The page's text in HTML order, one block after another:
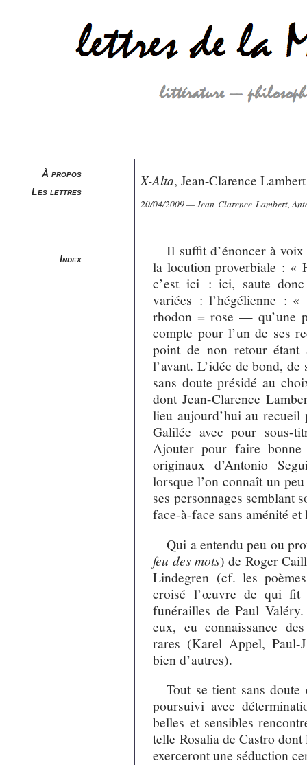
À propos
Les lettres
Index
X-Alta, Jean-Clarence Lambert
20/04/2009 — Jean-Clarence-Lambert,
Il suffit d’énoncer à
la locution proverbiale : «
c’est ici : ici, saute
variées : l’hégélienne :
rhodon = rose — qu’une
compte pour l’un de ses
point de non retour étant
l’avant. L’idée de bond,
sans doute présidé au
dont Jean-Clarence
lieu aujourd’hui au recueil
Galilée avec pour sous-
Ajouter pour faire bonne
originaux d’Antonio
lorsque l’on connaît un
ses personnages semblant
face-à-face sans aménité
Qui a entendu peu ou
feu des mots) de Roger
Lindegren (cf. les
croisé l’œuvre de qui fit
funérailles de Paul
eux, eu connaissance
rares (Karel Appel, Paul-
bien d’autres).
Tout se tient sans
poursuivi avec
belles et sensibles
telle Rosalia de Castro
exerceront une séduction